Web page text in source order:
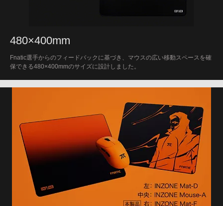
480×400mm
Fnatic選手からのフィードバックに基づき、マウスの広い移動スペースを確
保できる480×400mmのサイズに設計しました。